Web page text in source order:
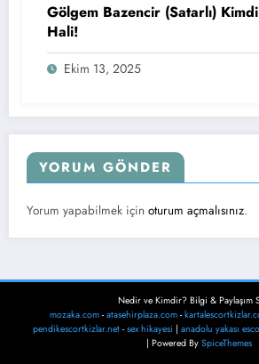
Gölgem Bazencir (Satarlı)
Hali!
Ekim 13, 2025
YORUM GÖNDER
Yorum yapabilmek için oturum açmalısınız.
Nedir ve Kimdir? Bilgi & Paylaşım
mozaka.com -atasehirplaza.com -
pendikescortkizlar.net -sex hikayesi | anadolu yakası
| Powered By SpiceThemes